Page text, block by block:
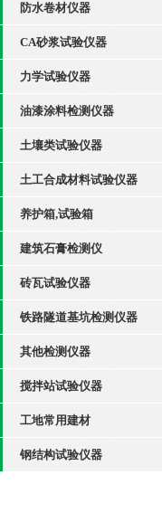
防水卷材仪器
CA砂浆试验仪器
力学试验仪器
油漆涂料检测仪器
土壤类试验仪器
土工合成材料试验仪器
养护箱,试验箱
建筑石膏检测仪
砖瓦试验仪器
铁路隧道基坑检测仪器
其他检测仪器
搅拌站试验仪器
工地常用建材
钢结构试验仪器